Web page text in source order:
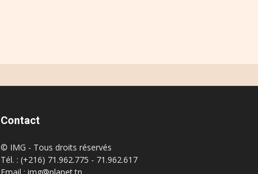
Contact
© IMG - Tous droits réservés
Tél. : (+216) 71.962.775 - 71.962.617